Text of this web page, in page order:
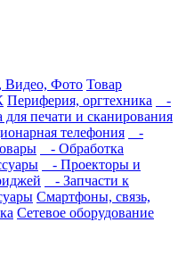
Видео, Фото Товар
Периферия, оргтехника
-
печати и сканирования
телефония
-
- Обработка
- Проекторы и
- Запчасти к
Смартфоны, связь,
Сетевое оборудование